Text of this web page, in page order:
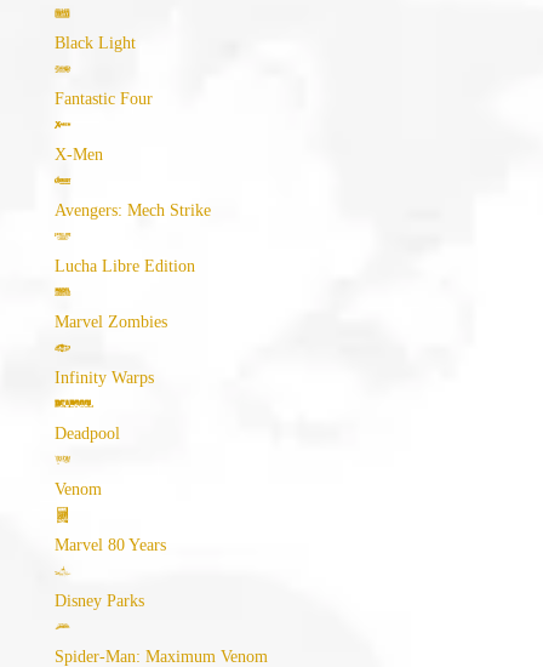
Black Light
Fantastic Four
X-Men
Avengers: Mech Strike
Lucha Libre Edition
Marvel Zombies
Infinity Warps
Deadpool
Venom
Marvel 80 Years
Disney Parks
Spider-Man: Maximum Venom